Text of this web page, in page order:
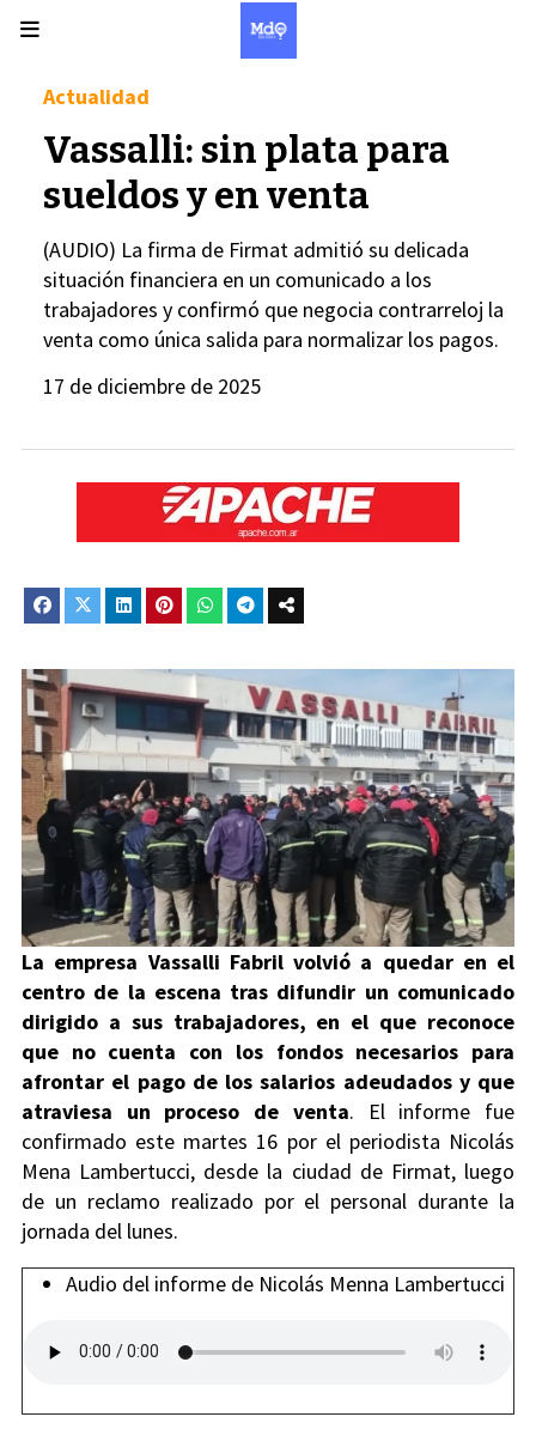
Vassalli: sin plata para
sueldos y en venta
(AUDIO) La firma de Firmat admitió su delicada
situación financiera en un comunicado a los
trabajadores y confirmó que negocia contrarreloj la
venta como única salida para normalizar los pagos.
Actualidad
17 de diciembre de 2025
La empresa Vassalli Fabril volvió a quedar en el
centro de la escena tras difundir un comunicado
dirigido a sus trabajadores, en el que reconoce
que no cuenta con los fondos necesarios para
afrontar el pago de los salarios adeudados y que
atraviesa un proceso de venta. El informe fue
confirmado este martes 16 por el periodista Nicolás
Mena Lambertucci, desde la ciudad de Firmat, luego
de un reclamo realizado por el personal durante la
jornada del lunes.
Audio del informe de Nicolás Menna Lambertucci